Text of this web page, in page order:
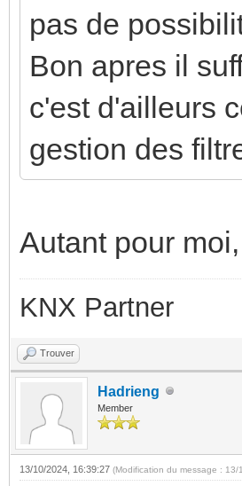
pas de
Bon apres il
c'est d'ailleurs
gestion des
Autant pour
KNX Partner
Trouver
Hadrieng
Member
13/10/2024, 16:39:27 (Modification du message :